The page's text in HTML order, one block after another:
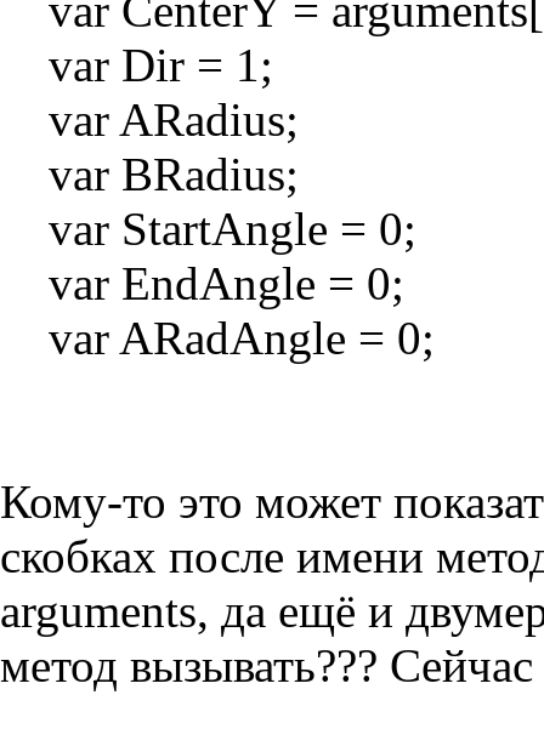
var Dir = 1;
var ARadius;
var BRadius;
var StartAngle = 0;
var EndAngle = 0;
var ARadAngle = 0;
Кому-то это может
скобках после имени
arguments, да ещё и
метод вызывать???